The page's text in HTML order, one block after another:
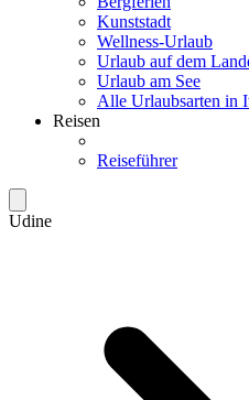
Kunststadt
Wellness-Urlaub
Urlaub auf dem
Urlaub am See
Alle Urlaubsarten in
Reisen
Reiseführer
Udine